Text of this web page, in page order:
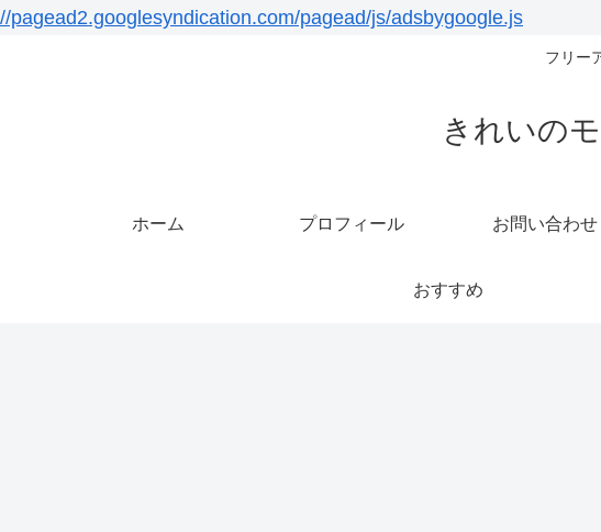
//pagead2.googlesyndication.com/pagead/js/adsbygoogle.js
フリー
きれいの
ホーム プロフィール お問い合わせ
おすすめ